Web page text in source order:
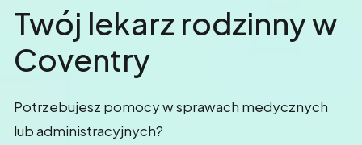
Twój lekarz rodzinny w
Coventry
Potrzebujesz pomocy w sprawach medycznych
lub administracyjnych?